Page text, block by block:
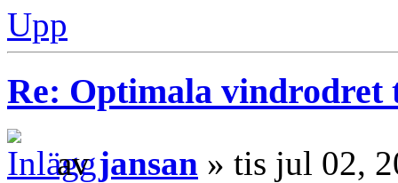
Upp
Re: Optimala
avjansan » tis jul 02,